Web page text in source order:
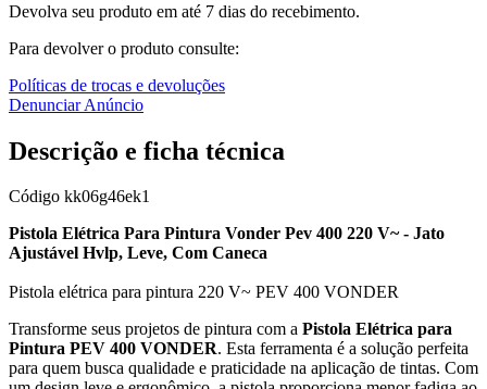
Devolva seu produto em até 7 dias do recebimento.
Para devolver o produto consulte:
Políticas de trocas e devoluções
Denunciar Anúncio
Descrição e ficha técnica
Código kk06g46ek1
Pistola Elétrica Para Pintura Vonder Pev 400 220 V~ - Jato
Ajustável Hvlp, Leve, Com Caneca
Pistola elétrica para pintura 220 V~ PEV 400 VONDER
Transforme seus projetos de pintura com a Pistola Elétrica para
Pintura PEV 400 VONDER. Esta ferramenta é a solução perfeita
para quem busca qualidade e praticidade na aplicação de tintas. Com